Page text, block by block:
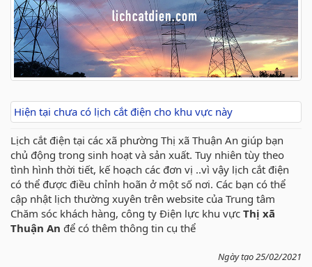
Hiện tại chưa có lịch cắt điện cho khu vực này
Lịch cắt điện tại các xã phường Thị xã Thuận An giúp bạn
chủ động trong sinh hoạt và sản xuất. Tuy nhiên tùy theo
tình hình thời tiết, kế hoạch các đơn vị ..vì vậy lịch cắt điện
có thể được điều chỉnh hoãn ở một số nơi. Các bạn có thể
cập nhật lịch thường xuyên trên website của Trung tâm
Chăm sóc khách hàng, công ty Điện lực khu vực Thị xã
Thuận An để có thêm thông tin cụ thể
Ngày tạo 25/02/2021